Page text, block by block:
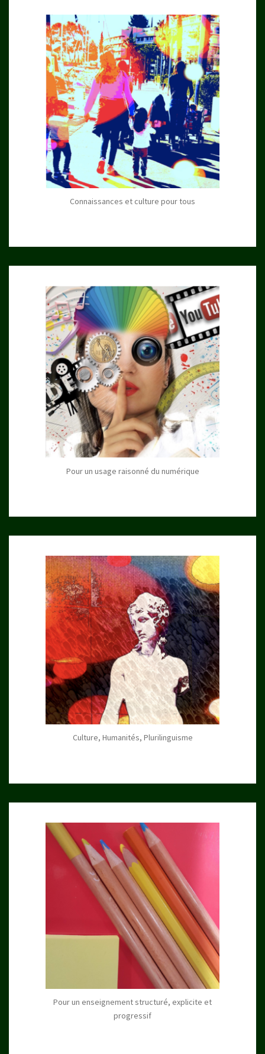
Connaissances et culture pour tous
Pour un usage raisonné du numérique
Culture, Humanités, Plurilinguisme
Pour un enseignement structuré, explicite et
progressif